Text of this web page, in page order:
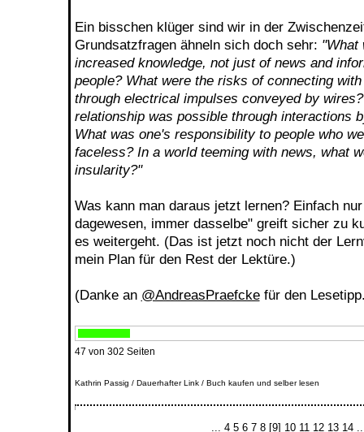
Ein bisschen klüger sind wir in der
Grundsatzfragen ähneln sich doch sehr: "What
increased knowledge, not just of news and
people? What were the risks of connecting
through electrical impulses conveyed by
relationship was possible through interactions
What was one's responsibility to people who
faceless? In a world teeming with news, what
insularity?"
Was kann man daraus jetzt lernen? Einfach
dagewesen, immer dasselbe" greift sicher zu
es weitergeht. (Das ist jetzt noch nicht der
mein Plan für den Rest der Lektüre.)
(Danke an @AndreasPraefckefür den
47 von 302 Seiten
Kathrin Passig / Dauerhafter Link/ Buch kaufen und selber lesen
... 4 5 6 7 8 [9] 10 11 12 13 14